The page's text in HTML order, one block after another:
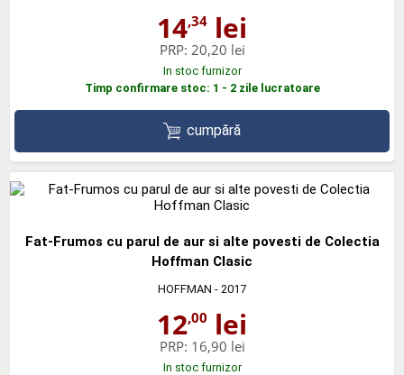
14,34 lei
PRP: 20,20 lei
In stoc furnizor
Timp confirmare stoc: 1 - 2 zile lucratoare
cumpără
Fat-Frumos cu parul de aur si alte povesti de Colectia
Hoffman Clasic
HOFFMAN - 2017
12,00 lei
PRP: 16,90 lei
In stoc furnizor